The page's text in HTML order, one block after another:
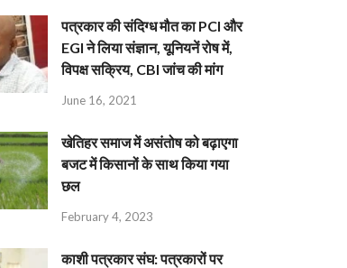
पत्रकार की संदिग्ध मौत का PCI और
EGI ने लिया संज्ञान, यूनियनें रोष में,
विपक्ष सक्रिय, CBI जांच की मांग
June 16, 2021
खेतिहर समाज में असंतोष को बढ़ाएगा
बजट में किसानों के साथ किया गया
छल
February 4, 2023
काशी पत्रकार संघ: पत्रकारों पर